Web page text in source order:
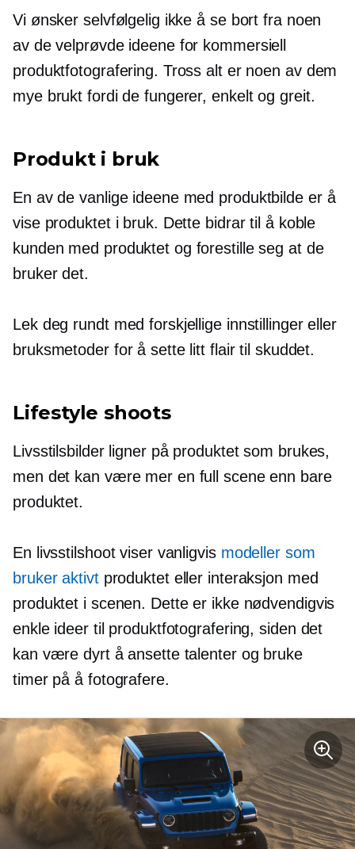
Vi ønsker selvfølgelig ikke å se bort fra noen
av de velprøvde ideene for kommersiell
produktfotografering. Tross alt er noen av dem
mye brukt fordi de fungerer, enkelt og greit.
Produkt i bruk
En av de vanlige ideene med produktbilde er å
vise produktet i bruk. Dette bidrar til å koble
kunden med produktet og forestille seg at de
bruker det.
Lek deg rundt med forskjellige innstillinger eller
bruksmetoder for å sette litt flair til skuddet.
Lifestyle shoots
Livsstilsbilder ligner på produktet som brukes,
men det kan være mer en full scene enn bare
produktet.
En livsstilshoot viser vanligvis modeller som
bruker aktivtproduktet eller interaksjon med
produktet i scenen. Dette er ikke nødvendigvis
enkle ideer til produktfotografering, siden det
kan være dyrt å ansette talenter og bruke
timer på å fotografere.